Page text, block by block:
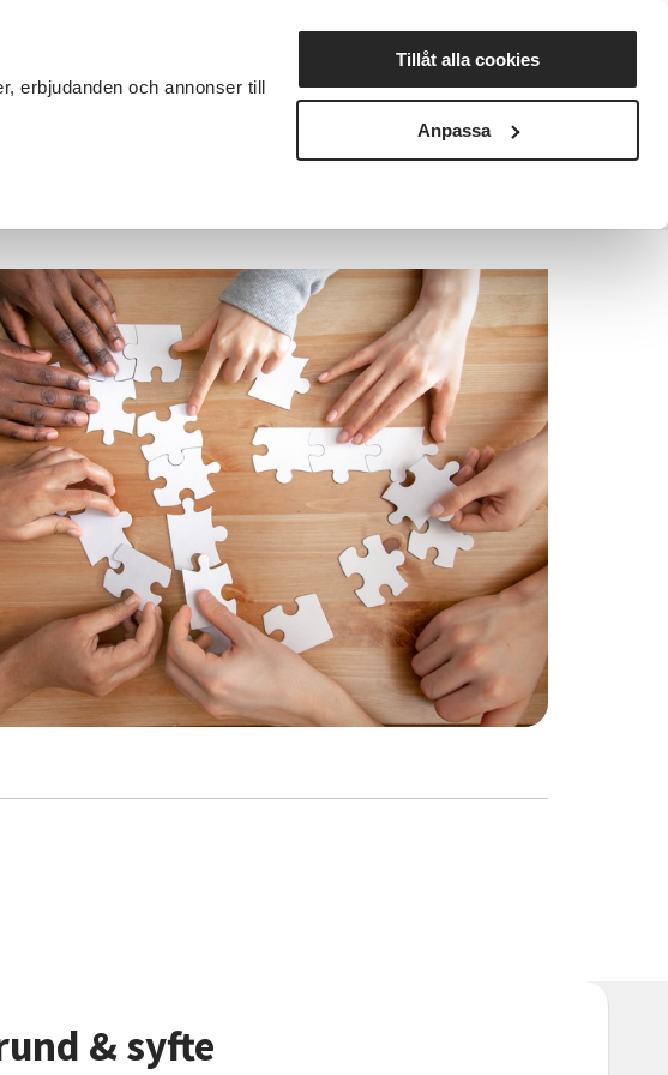
erbjudanden och annonser till
Tillåt alla cookies
Anpassa
Nyheter Avdelningar
& syfte